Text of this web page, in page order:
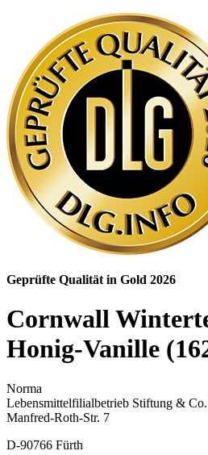
Geprüfte Qualität in Gold 2026
Cornwall
Honig-Vanille
Norma
Lebensmittelfilialbetrieb Stiftung &
Manfred-Roth-Str. 7
D-90766 Fürth